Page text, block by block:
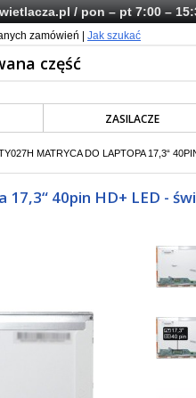
/ pon – pt 7:00 –
zamówień | Jak szukać
ZASILACZE
MATRYCA DO LAPTOPA 17,3“
40pin HD+ LED -